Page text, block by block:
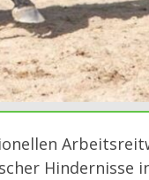
Hindernisse